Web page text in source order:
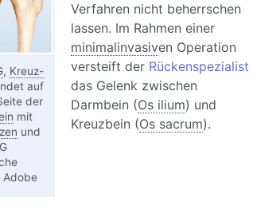
, Kreuz-
auf
der
mit
und
Adobe
Verfahren nicht beherrschen
lassen. Im Rahmen einer
minimalinvasiven Operation
versteift der Rückenspezialist
das Gelenk zwischen
Darmbein (Os ilium) und
Kreuzbein (Os sacrum).